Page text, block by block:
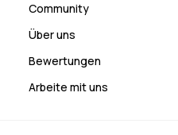
Community
Über uns
Bewertungen
Arbeite mit uns